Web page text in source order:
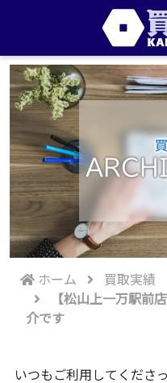
ホーム
買取実績
【松山上一万駅前
介です
いつもご利用してくださ